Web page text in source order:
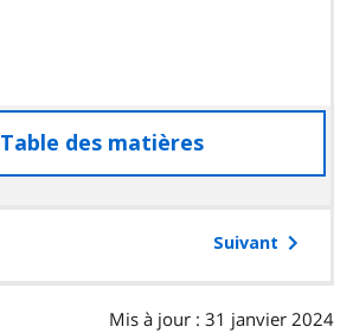
Table des matières
à
table
matières
Suivant
Mis à jour : 31 janvier 2024